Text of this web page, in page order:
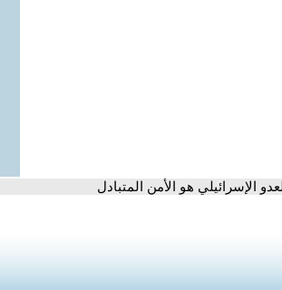
الإسرائيلي هو الأمن المتبادل